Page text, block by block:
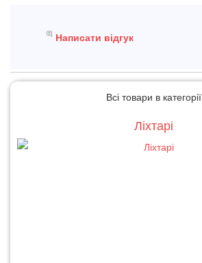
Написати відгук
Всі товари в категорії
Ліхтарі